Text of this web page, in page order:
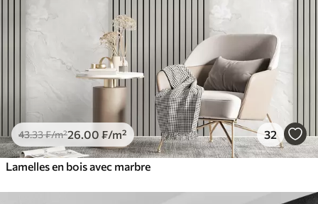
43.33₣/m²26 .00 ₣/m² 32
Lamelles en bois avec marbre